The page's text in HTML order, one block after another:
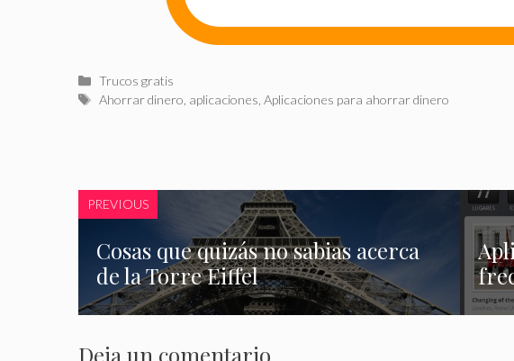
Categorías
Trucos gratis
Etiquetas
Ahorrar dinero aplicaciones ,Aplicaciones para ahorrar dinero
PREVIOUS
Cosas que quizás no sabias acerca
de la Torre Eiffel
Deja un comentario